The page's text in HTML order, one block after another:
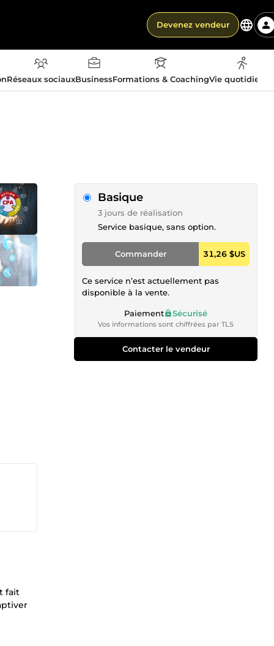
Devenez vendeur
Réseaux sociauxBusinessFormations & CoachingVie
fait
Basique
3 jours de réalisation
Service basique, sans option.
Commander 31,26 $US
Ce service n’est actuellement pas
disponible à la vente.
Paiement Sécurisé
Vos informations sont chiffrées par TLS
Contacter le vendeur